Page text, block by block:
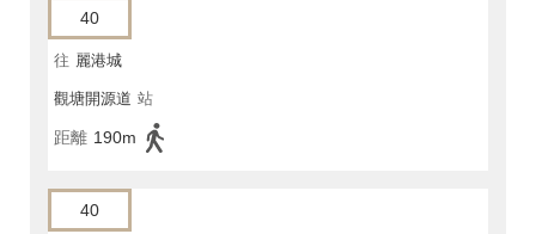
40
往 麗港城
觀塘開源道 站
距離 190m
40